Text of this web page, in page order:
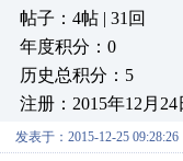
帖子：4帖 | 31回
年度积分：0
历史总积分：5
注册：2015年12月24
发表于：2015-12-25 09:28:26